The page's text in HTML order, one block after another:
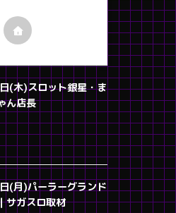
(木)スロット銀星・ま
ん店長
(月)パーラーグランド
サガスロ取材